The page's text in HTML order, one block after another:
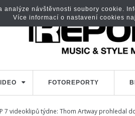
FOTOREPORTY
7 videoklipů týdne: Thom Artway prohledal
návštěvnosti soubory cookie.
Více informací o nastavení cookies